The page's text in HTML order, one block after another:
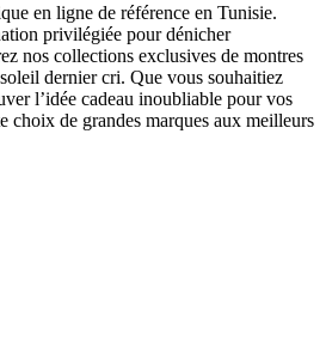
en ligne de référence en Tunisie.
privilégiée pour dénicher
nos collections exclusives de montres
dernier cri. Que vous souhaitiez
l’idée cadeau inoubliable pour vos
choix de grandes marques aux meilleurs